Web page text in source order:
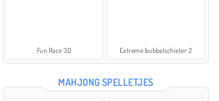
Fun Race 3D Extreme bubbelschieter 2
MAHJONG SPELLETJES